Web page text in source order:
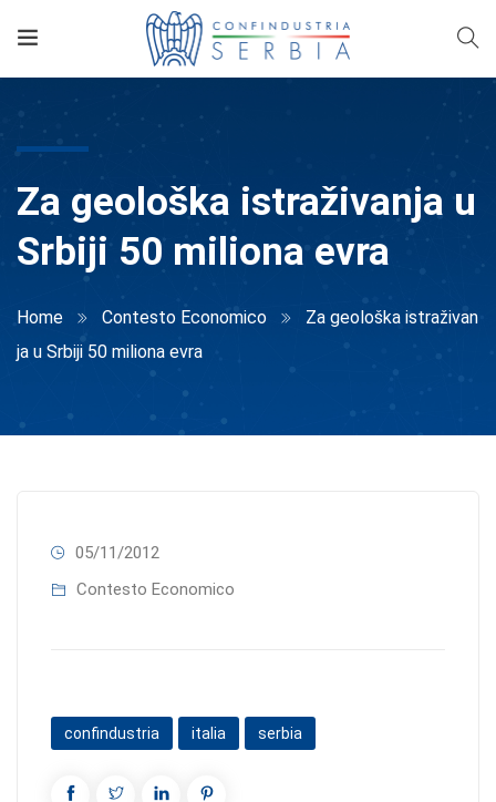
Za geološka istraživanja u
Srbiji 50 miliona evra
Home Contesto Economico
Za geološka istraživan
ja u Srbiji 50 miliona evra
05/11/2012
Contesto Economico
confindustria italia serbia